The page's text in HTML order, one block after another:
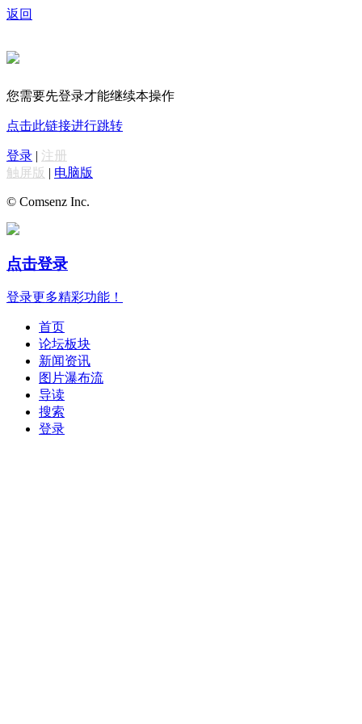
返回
您需要先登录才能继续本操作
点击此链接进行跳转
登录 | 注册
触屏版 | 电脑版
© Comsenz Inc.
点击登录
登录更多精彩功能！
首页
论坛板块
新闻资讯
图片瀑布流
导读
搜索
登录